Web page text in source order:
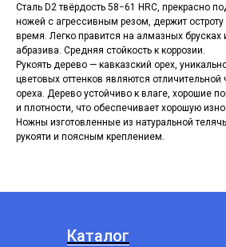
Сталь D2 твёрдость 58−61 HRC, прекрасно
ножей с агрессивным резом, держит
время. Легко правится на алмазных
абразива. Средняя стойкость к коррозии.
Рукоять дерево — кавказский орех,
цветовых оттенков являются отличительной
ореха. Дерево устойчиво к влаге, хорошие
и плотности, что обеспечивает хорошую
Ножны изготовленные из натуральной
рукояти и поясным креплением.
Каталог